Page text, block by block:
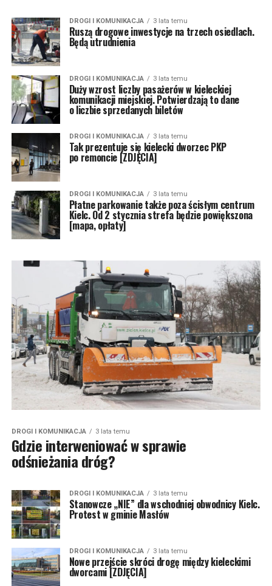
DROGI I KOMUNIKACJA 3 lata temu
Ruszą drogowe inwestycje na trzech osiedlach.
Będą utrudnienia
DROGI I KOMUNIKACJA 3 lata temu
Duży wzrost liczby pasażerów w kieleckiej
komunikacji miejskiej. Potwierdzają to dane
o liczbie sprzedanych biletów
DROGI I KOMUNIKACJA 3 lata temu
Tak prezentuje się kielecki dworzec PKP
po remoncie [ZDJĘCIA]
DROGI I KOMUNIKACJA 3 lata temu
Płatne parkowanie także poza ścisłym centrum
Kielc. Od 2 stycznia strefa będzie powiększona
[mapa, opłaty]
DROGI I KOMUNIKACJA 3 lata temu
Gdzie interweniować w sprawie
odśnieżania dróg?
DROGI I KOMUNIKACJA 3 lata temu
Stanowcze „NIE” dla wschodniej obwodnicy Kielc.
Protest w gminie Masłów
DROGI I KOMUNIKACJA 3 lata temu
Nowe przejście skróci drogę między kieleckimi
dworcami [ZDJĘCIA]